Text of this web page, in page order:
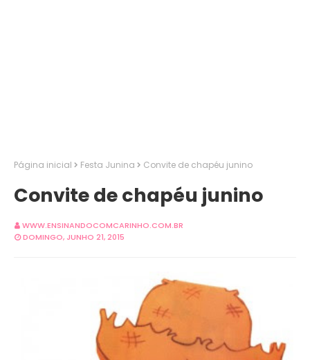
Página inicial Festa Junina Convite de chapéu junino
Convite de chapéu junino
WWW.ENSINANDOCOMCARINHO.COM.BR
DOMINGO, JUNHO 21, 2015